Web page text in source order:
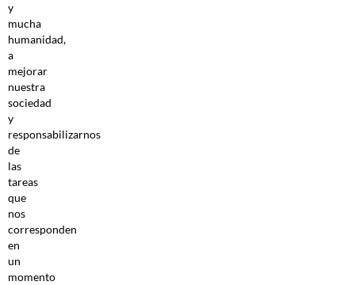
y
mucha
humanidad,
a
mejorar
nuestra
sociedad
y
responsabilizarnos
de
las
tareas
que
nos
corresponden
en
un
momento